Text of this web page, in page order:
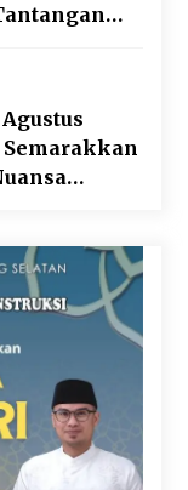
Semarakkan